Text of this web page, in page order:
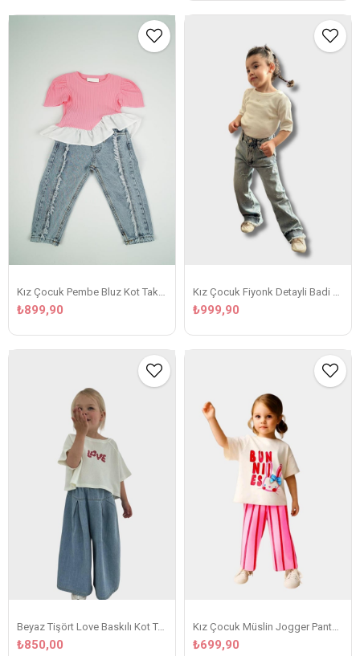
Kız Çocuk Pembe Bluz Kot Takim
₺899,90
Kız Çocuk Fiyonk Detayli Badi Kot Takim
₺999,90
Beyaz Tişört Love Baskılı Kot Takim
₺850,00
Kız Çocuk Müslin Jogger Pantolonlu Baskılı Kurdele Detaylı Takım
₺699,90